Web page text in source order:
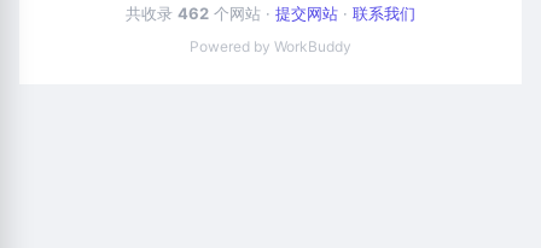
共收录 462 个网站 · 提交网站 · 联系我们
Powered by WorkBuddy